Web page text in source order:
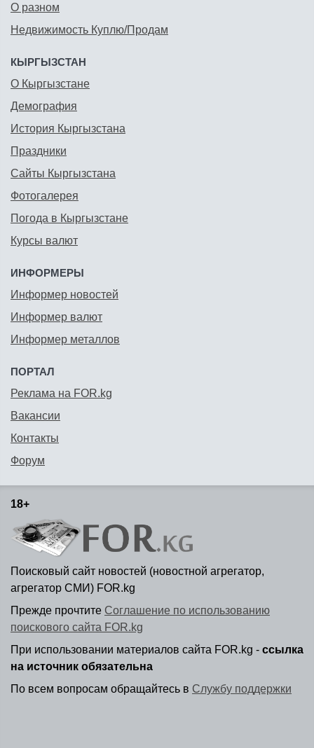
О разном
Недвижимость Куплю/Продам
КЫРГЫЗСТАН
О Кыргызстане
Демография
История Кыргызстана
Праздники
Сайты Кыргызстана
Фотогалерея
Погода в Кыргызстане
Курсы валют
ИНФОРМЕРЫ
Информер новостей
Информер валют
Информер металлов
ПОРТАЛ
Реклама на FOR.kg
Вакансии
Контакты
Форум
18+
Поисковый сайт новостей (новостной агрегатор,
агрегатор СМИ) FOR.kg
Прежде прочтите Соглашение по использованию
поискового сайта FOR.kg
При использовании материалов сайта FOR.kg - ссылка
на источник обязательна
По всем вопросам обращайтесь в Службу поддержки